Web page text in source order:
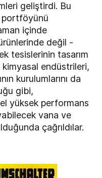
geliştirdi. Bu
portföyünü
içinde
değil -
tesislerinin tasarım
kimyasal endüstrileri,
kurulumlarını da
gibi,
yüksek performans
vana ve
çağrıldılar.